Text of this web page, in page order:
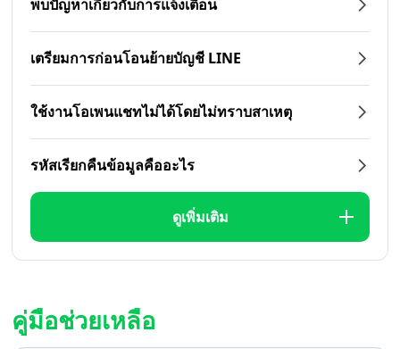
พบปัญหาเกี่ยวกับการแจ้งเตือน
เตรียมการก่อนโอนย้ายบัญชี LINE
ใช้งานโอเพนแชทไม่ได้โดยไม่ทราบสาเหตุ
รหัสเรียกคืนข้อมูลคืออะไร
ดูเพิ่มเติม
คู่มือช่วยเหลือ